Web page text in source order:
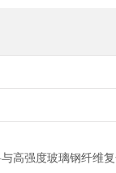
高强度玻璃钢纤维